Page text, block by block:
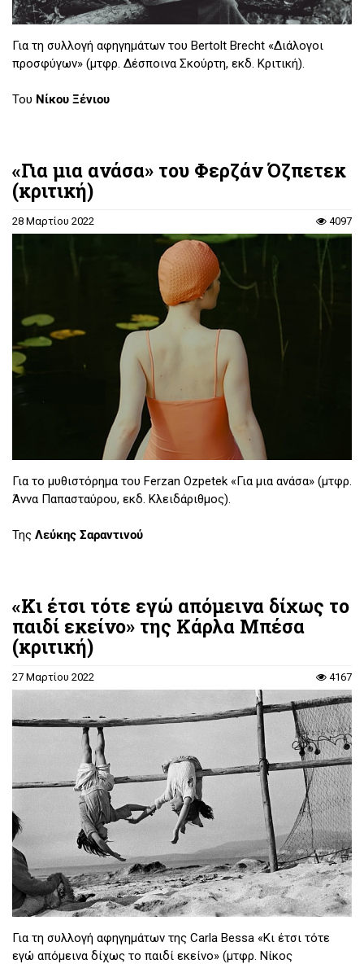
Για τη συλλογή αφηγημάτων του Bertolt Brecht «Διάλογοι
προσφύγων» (μτφρ. Δέσποινα Σκούρτη, εκδ. Κριτική).
Του Νίκου Ξένιου
«Για μια ανάσα» του Φερζάν Όζπετεκ
(κριτική)
28 Μαρτίου 2022 4097
Για το μυθιστόρημα του Ferzan Ozpetek «Για μια ανάσα» (μτφρ.
Άννα Παπασταύρου, εκδ. Κλειδάριθμος).
Της Λεύκης Σαραντινού
«Κι έτσι τότε εγώ απόμεινα δίχως το
παιδί εκείνο» της Κάρλα Μπέσα
(κριτική)
27 Μαρτίου 2022 4167
Για τη συλλογή αφηγημάτων της Carla Bessa «Κι έτσι τότε
εγώ απόμεινα δίχως το παιδί εκείνο» (μτφρ. Νίκος